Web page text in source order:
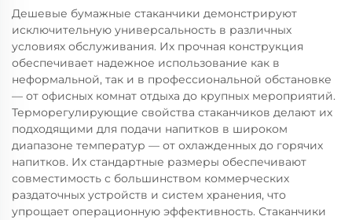
Дешевые бумажные стаканчики демонстрируют
исключительную универсальность в различных
условиях обслуживания. Их прочная конструкция
обеспечивает надежное использование как в
неформальной, так и в профессиональной обстановке
— от офисных комнат отдыха до крупных мероприятий.
Терморегулирующие свойства стаканчиков делают их
подходящими для подачи напитков в широком
диапазоне температур — от охлажденных до горячих
напитков. Их стандартные размеры обеспечивают
совместимость с большинством коммерческих
раздаточных устройств и систем хранения, что
упрощает операционную эффективность. Стаканчики